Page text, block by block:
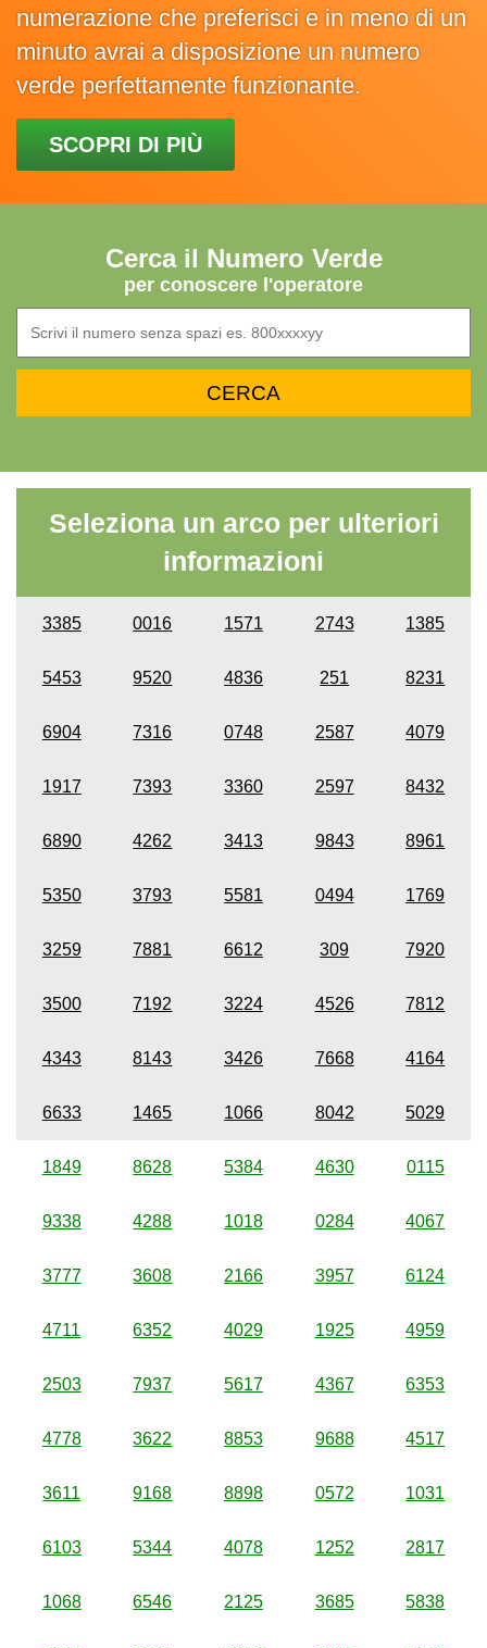
numerazione che preferisci e in meno di un
minuto avrai a disposizione un numero
verde perfettamente funzionante.
SCOPRI DI PIÙ
Cerca il Numero Verde
per conoscere l'operatore
Seleziona un arco per ulteriori
informazioni
3385 0016 1571 2743 1385
5453 9520 4836 251 8231
6904 7316 0748 2587 4079
1917 7393 3360 2597 8432
6890 4262 3413 9843 8961
5350 3793 5581 0494 1769
3259 7881 6612 309 7920
3500 7192 3224 4526 7812
4343 8143 3426 7668 4164
6633 1465 1066 8042 5029
1849 8628 5384 4630 0115
9338 4288 1018 0284 4067
3777 3608 2166 3957 6124
4711 6352 4029 1925 4959
2503 7937 5617 4367 6353
4778 3622 8853 9688 4517
3611 9168 8898 0572 1031
6103 5344 4078 1252 2817
1068 6546 2125 3685 5838